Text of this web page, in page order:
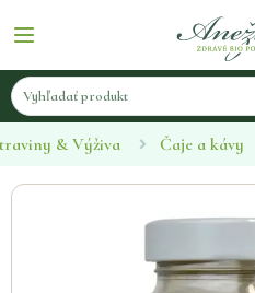
& Výživa Čaje a kávy